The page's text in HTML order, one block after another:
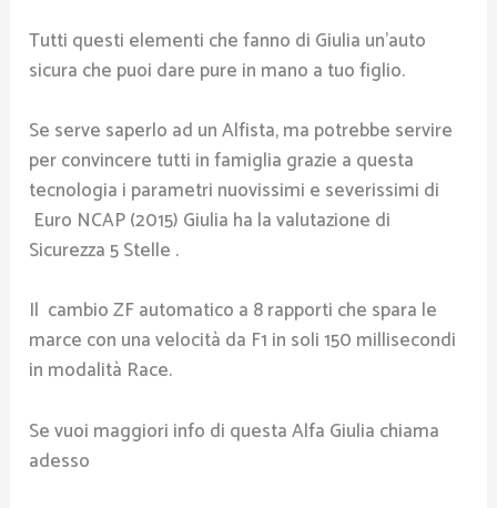
Tutti questi elementi che fanno di Giulia un’auto
sicura che puoi dare pure in mano a tuo figlio.
Se serve saperlo ad un Alfista, ma potrebbe servire
per convincere tutti in famiglia grazie a questa
tecnologia i parametri nuovissimi e severissimi di
Euro NCAP (2015) Giulia ha la valutazione di
Sicurezza 5 Stelle .
Il cambio ZF automatico a 8 rapporti che spara le
marce con una velocità da F1 in soli 150 millisecondi
in modalità Race.
Se vuoi maggiori info di questa Alfa Giulia chiama
adesso